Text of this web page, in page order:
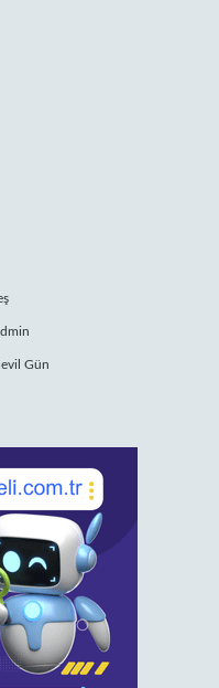
Gün